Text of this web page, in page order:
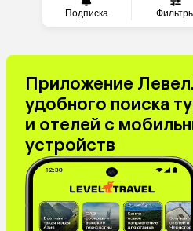
Подписка
Приложение
удобного поиска
и отелей с
устройств